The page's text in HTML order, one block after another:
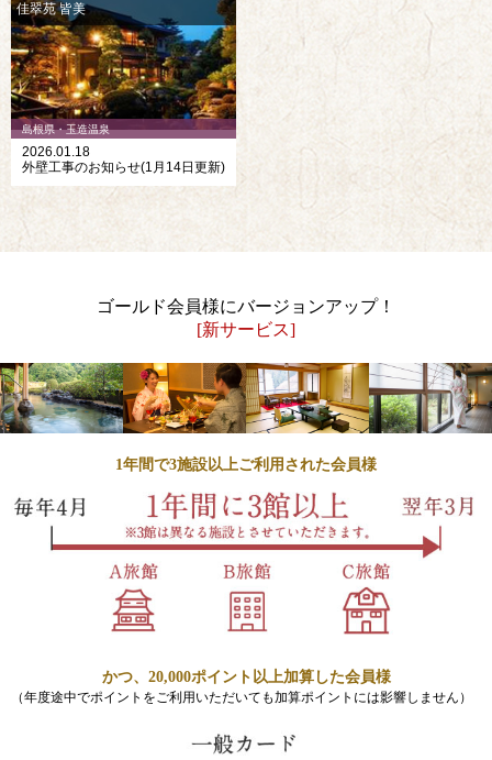
佳翠苑 皆美
島根県・玉造温泉
2026.01.18
外壁工事のお知らせ(1月14日更新)
ゴールド会員様にバージョンアップ！
[新サービス]
1年間で3施設以上ご利用された会員様
かつ、20,000ポイント以上加算した会員様
（年度途中でポイントをご利用いただいても加算ポイントには影響しません）